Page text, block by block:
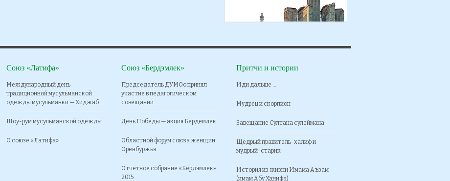
Союз «Латифа»
Международный день
традиционной мусульманской
одежды мусульманки — Хиджаб
Шоу-рум мусульманской одежды
О союзе «Латифа»
Союз «Бердэмлек»
Председатель ДУМОо принял
участие в педагогическом
совещании
День Победы — акция Бердемлек
Областной форум союза женщин
Оренбуржья
Отчетное собрание «Бердэмлек»
2015
Притчи и истории
Иди дальше …
Мудрец и скорпион
Завещание Султана сулеймана
Щедрый правитель-халиф и
мудрый-старик
История из жизни Имама Аъзам
(имам Абу Ханифа)